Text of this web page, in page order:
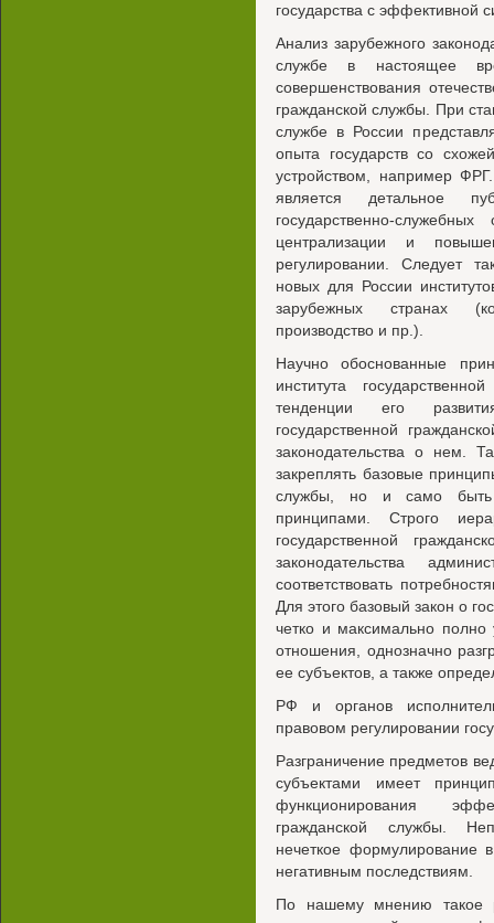
государства с эффективной
Анализ зарубежного
службе в настоящее
совершенствования
гражданской службы. При
службе в России
опыта государств со
устройством, например
является детальное
государственно-
централизации и
регулировании. Следует
новых для России
зарубежных странах
производство и пр.).
Научно обоснованные
института
тенденции его
государственной
законодательства о нем.
закреплять базовые
службы, но и само быть
принципами. Строго
государственной
законодательства
соответствовать
Для этого базовый закон о
четко и максимально полно
отношения, однозначно
ее субъектов, а также
РФ и органов
правовом регулировании
Разграничение предметов
субъектами имеет
функционирования
гражданской службы.
нечеткое
негативным последствиям.
По нашему мнению такое